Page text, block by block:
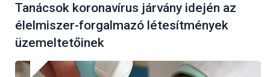
Tanácsok koronavírus járvány idején az
élelmiszer-forgalmazó létesítmények
üzemeltetőinek